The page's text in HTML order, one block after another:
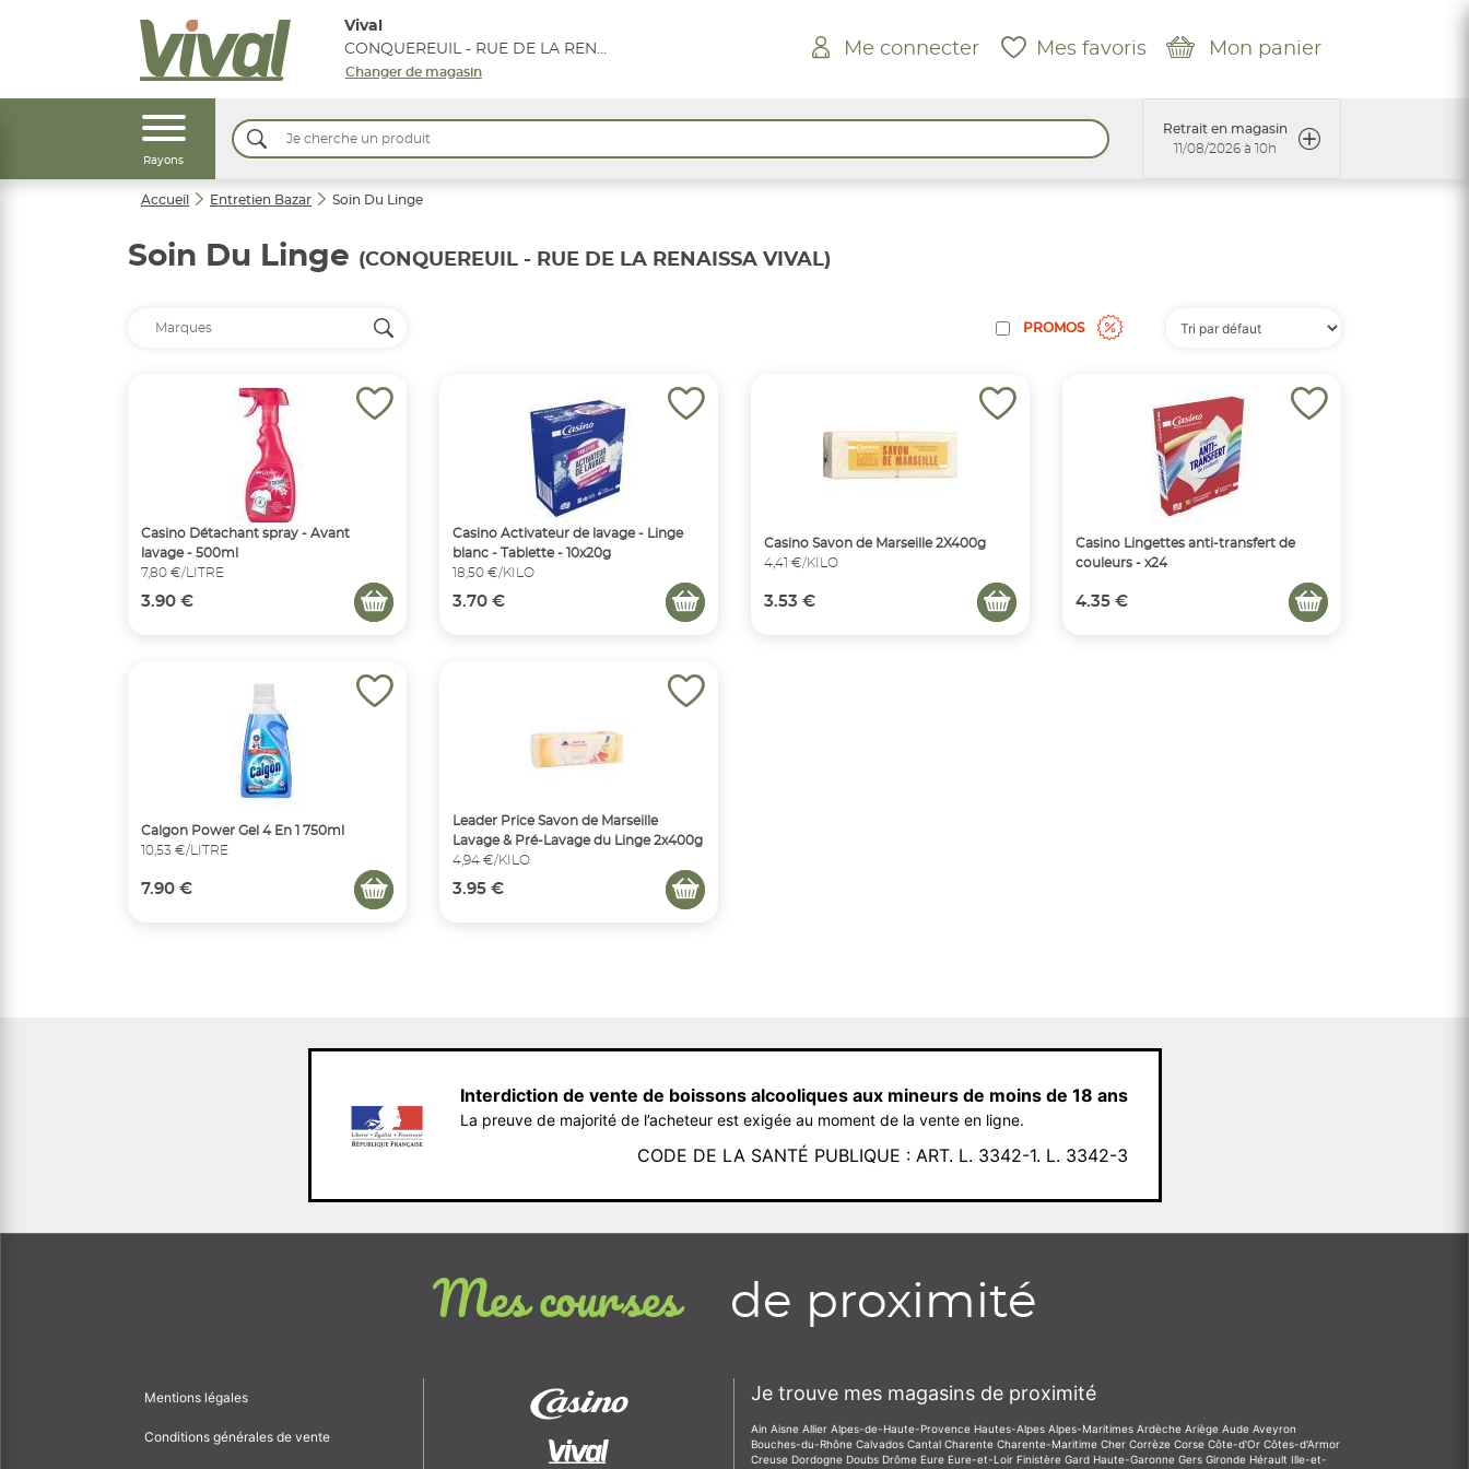
Vival
CONQUEREUIL - RUE DE LA RENAISSA VIVAL
Changer de magasin
Me connecter Mes favoris Mon panier
Rayons
Retrait en magasin
11/08/2026 à 10h
Accueil Entretien Bazar Soin Du Linge
Soin Du Linge (CONQUEREUIL - RUE DE LA RENAISSA VIVAL)
PROMOS
Casino Détachant spray - Avant
lavage - 500ml
7,80 €/LITRE
3.90 €
Casino Activateur de lavage - Linge
blanc - Tablette - 10x20g
18,50 €/KILO
3.70 €
Casino Savon de Marseille 2X400g
4,41 €/KILO
3.53 €
Casino Lingettes anti-transfert de
couleurs - x24
4.35 €
Calgon Power Gel 4 En 1 750ml
10,53 €/LITRE
7.90 €
Leader Price Savon de Marseille
Lavage & Pré-Lavage du Linge 2x400g
4,94 €/KILO
3.95 €
Interdiction de vente de boissons alcooliques aux mineurs de moins de 18 ans
La preuve de majorité de l’acheteur est exigée au moment de la vente en ligne.
CODE DE LA SANTÉ PUBLIQUE : ART. L. 3342-1. L. 3342-3
Mes courses de proximité
Mentions légales
Conditions générales de vente
Je trouve mes magasins de proximité
Ain Aisne Allier Alpes-de-Haute-Provence Hautes-Alpes Alpes-Maritimes Ardèche Ariège Aude Aveyron
Bouches-du-Rhône Calvados Cantal Charente Charente-Maritime Cher Corrèze Corse Côte-d'Or Côtes-d'Armor
Creuse Dordogne Doubs Drôme Eure Eure-et-Loir Finistère Gard Haute-Garonne Gers Gironde Hérault Ille-et-